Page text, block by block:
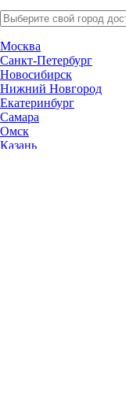
Москва
Санкт-Петербург
Новосибирск
Нижний Новгород
Екатеринбург
Самара
Омск
Казань